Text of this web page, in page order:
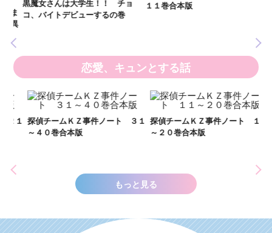
黒魔女さんは大学生！！ チョ
コ、バイトデビューするの巻
１１巻合本版
恋愛、キュンとする話
探偵チームＫＺ事件ノート ３１
～４０巻合本版
探偵チームＫＺ事件ノート １１
～２０巻合本版
もっと見る